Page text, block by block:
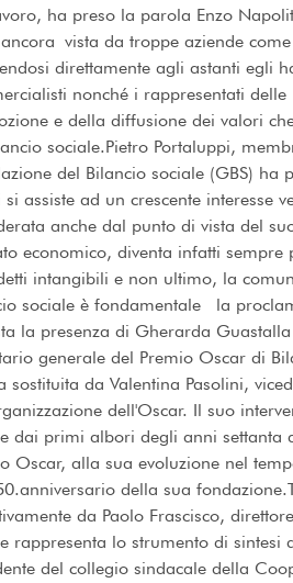
ha preso la parola Enzo
vista da troppe aziende
direttamente agli astanti egli
nonché i rappresentati
e della diffusione dei valori
sociale.Pietro Portaluppi,
del Bilancio sociale (GBS)
assiste ad un crescente interesse
anche dal punto di vista del
economico, diventa infatti
intangibili e non ultimo, la
sociale è fondamentale la
la presenza di Gherarda
generale del Premio Oscar di
sostituita da Valentina Pasolini,
dell'Oscar. Il suo
dai primi albori degli anni settanta
Oscar, alla sua evoluzione nel
della sua
da Paolo Frascisco,
rappresenta lo strumento di
del collegio sindacale della